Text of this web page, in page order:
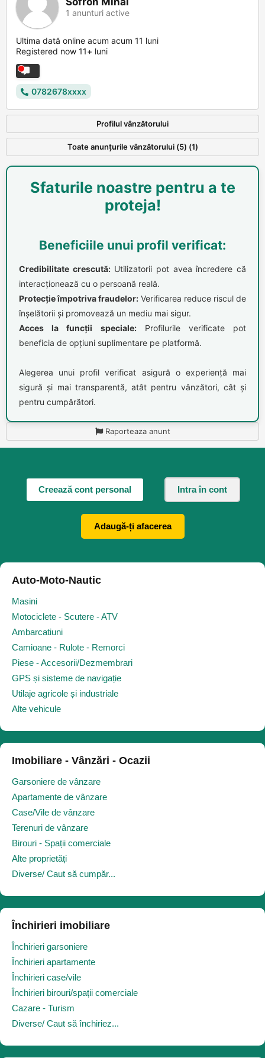
1 anunturi active
Ultima dată online acum acum 11 luni
Registered now 11+ luni
0782678xxxx
Profilul vânzătorului
Toate anunțurile vânzătorului (5) (1)
Sfaturile noastre pentru a te
proteja!
Beneficiile unui profil verificat:
Credibilitate crescută:Utilizatorii pot avea încredere că
interacționează cu o persoană reală.
Protecție împotriva fraudelor: Verificarea reduce riscul de
înșelătorii și promovează un mediu mai sigur.
Acces la funcții speciale:Profilurile verificate pot
beneficia de opțiuni suplimentare pe platformă.
Alegerea unui profil verificat asigură o experiență mai
sigură și mai transparentă, atât pentru vânzători, cât și
pentru cumpărători.
Raporteaza anunt
Creează cont personal Intra în cont
Adaugă-ți afacerea
Auto-Moto-Nautic
Masini
Motociclete - Scutere - ATV
Ambarcatiuni
Camioane - Rulote - Remorci
Piese - Accesorii/Dezmembrari
GPS și sisteme de navigație
Utilaje agricole și industriale
Alte vehicule
Imobiliare - Vânzări - Ocazii
Garsoniere de vânzare
Apartamente de vânzare
Case/Vile de vânzare
Terenuri de vânzare
Birouri - Spații comerciale
Alte proprietăți
Diverse/ Caut să cumpăr...
Închirieri imobiliare
Închirieri garsoniere
Închirieri apartamente
Închirieri case/vile
Închirieri birouri/spații comerciale
Cazare - Turism
Diverse/ Caut să închiriez...